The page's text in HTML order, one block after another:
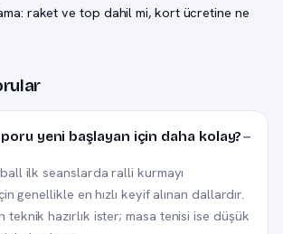
raket ve top dahil mi, kort ücretine ne
yeni başlayan için daha kolay?
ilk seanslarda ralli kurmayı
genellikle en hızlı keyif alınan dallardır.
teknik hazırlık ister; masa tenisi ise düşük